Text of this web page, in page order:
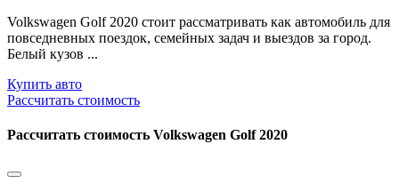
Volkswagen Golf 2020 стоит рассматривать как автомобиль для
повседневных поездок, семейных задач и выездов за город.
Белый кузов ...
Купить авто
Рассчитать стоимость
Рассчитать стоимость Volkswagen Golf 2020